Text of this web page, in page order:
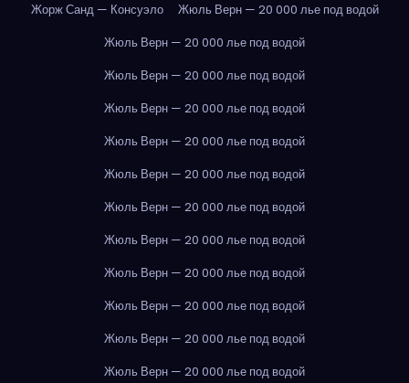
Жорж Санд — Консуэло
Жюль Верн — 20 000 лье под водой
Жюль Верн — 20 000 лье под водой
Жюль Верн — 20 000 лье под водой
Жюль Верн — 20 000 лье под водой
Жюль Верн — 20 000 лье под водой
Жюль Верн — 20 000 лье под водой
Жюль Верн — 20 000 лье под водой
Жюль Верн — 20 000 лье под водой
Жюль Верн — 20 000 лье под водой
Жюль Верн — 20 000 лье под водой
Жюль Верн — 20 000 лье под водой
Жюль Верн — 20 000 лье под водой